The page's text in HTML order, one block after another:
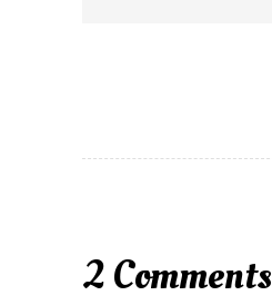
2 Comments